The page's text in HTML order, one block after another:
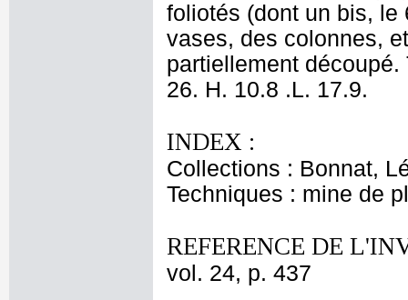
foliotés (dont un bis, le
vases, des colonnes,
partiellement
26. H. 10.8 .L. 17.9.
INDEX :
Collections : Bonnat,
Techniques : mine de
REFERENCE DE
vol. 24, p. 437